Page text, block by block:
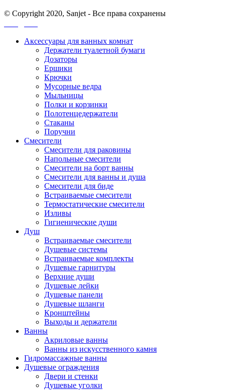
© Copyright 2020, Sanjet - Все права сохранены
Аксессуары для ванных комнат
Держатели туалетной бумаги
Дозаторы
Ершики
Крючки
Мусорные ведра
Мыльницы
Полки и корзинки
Полотенцедержатели
Стаканы
Поручни
Смесители
Смесители для раковины
Напольные смесители
Смесители на борт ванны
Смесители для ванны и душа
Смесители для биде
Встраиваемые смесители
Термостатические смесители
Изливы
Гигиенические души
Душ
Встраиваемые смесители
Душевые системы
Встраиваемые комплекты
Душевые гарнитуры
Верхние души
Душевые лейки
Душевые панели
Душевые шланги
Кронштейны
Выходы и держатели
Ванны
Акриловые ванны
Ванны из искусственного камня
Гидромассажные ванны
Душевые ограждения
Двери и стенки
Душевые уголки